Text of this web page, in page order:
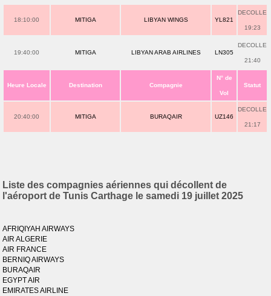
18:10:00 MITIGA LIBYAN WINGS YL821
DECOLLE
19:23
19:40:00 MITIGA LIBYAN ARAB AIRLINES LN305
DECOLLE
21:40
Heure Locale Destination Compagnie
N° de
Vol
Statut
20:40:00 MITIGA BURAQAIR UZ146
DECOLLE
21:17
Liste des compagnies aériennes qui décollent de
l'aéroport de Tunis Carthage le samedi 19 juillet 2025
AFRIQIYAH AIRWAYS
AIR ALGERIE
AIR FRANCE
BERNIQ AIRWAYS
BURAQAIR
EGYPT AIR
EMIRATES AIRLINE